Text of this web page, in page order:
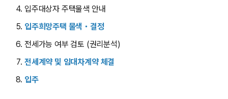
입주대상자 주택물색 안내
입주희망주택 물색・결정
전세가능 여부 검토 (권리분석)
전세계약 및 임대차계약 체결
입주